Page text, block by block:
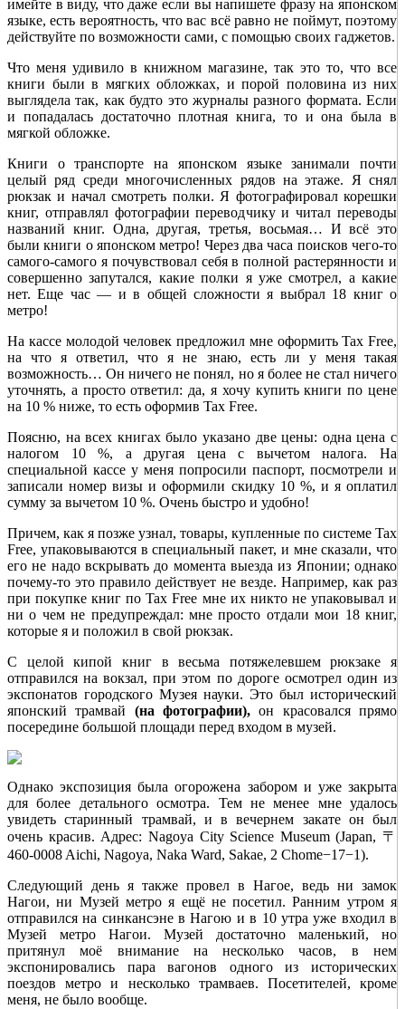
имейте в виду, что даже если вы напишете фразу на японском
языке, есть вероятность, что вас всё равно не поймут, поэтому
действуйте по возможности сами, с помощью своих гаджетов.
Что меня удивило в книжном магазине, так это то, что все
книги были в мягких обложках, и порой половина из них
выглядела так, как будто это журналы разного формата. Если
и попадалась достаточно плотная книга, то и она была в
мягкой обложке.
Книги о транспорте на японском языке занимали почти
целый ряд среди многочисленных рядов на этаже. Я снял
рюкзак и начал смотреть полки. Я фотографировал корешки
книг, отправлял фотографии переводчику и читал переводы
названий книг. Одна, другая, третья, восьмая… И всё это
были книги о японском метро! Через два часа поисков чего-то
самого-самого я почувствовал себя в полной растерянности и
совершенно запутался, какие полки я уже смотрел, а какие
нет. Еще час — и в общей сложности я выбрал 18 книг о
метро!
На кассе молодой человек предложил мне оформить Tax Free,
на что я ответил, что я не знаю, есть ли у меня такая
возможность… Он ничего не понял, но я более не стал ничего
уточнять, а просто ответил: да, я хочу купить книги по цене
на 10 % ниже, то есть оформив Tax Free.
Поясню, на всех книгах было указано две цены: одна цена с
налогом 10 %, а другая цена с вычетом налога. На
специальной кассе у меня попросили паспорт, посмотрели и
записали номер визы и оформили скидку 10 %, и я оплатил
сумму за вычетом 10 %. Очень быстро и удобно!
Причем, как я позже узнал, товары, купленные по системе Tax
Free, упаковываются в специальный пакет, и мне сказали, что
его не надо вскрывать до момента выезда из Японии; однако
почему-то это правило действует не везде. Например, как раз
при покупке книг по Tax Free мне их никто не упаковывал и
ни о чем не предупреждал: мне просто отдали мои 18 книг,
которые я и положил в свой рюкзак.
С целой кипой книг в весьма потяжелевшем рюкзаке я
отправился на вокзал, при этом по дороге осмотрел один из
экспонатов городского Музея науки. Это был исторический
японский трамвай (на фотографии), он красовался прямо
посередине большой площади перед входом в музей.
Однако экспозиция была огорожена забором и уже закрыта
для более детального осмотра. Тем не менее мне удалось
увидеть старинный трамвай, и в вечернем закате он был
очень красив. Адрес: Nagoya City Science Museum (Japan, 〒
460-0008 Aichi, Nagoya, Naka Ward, Sakae, 2 Chome−17−1).
Следующий день я также провел в Нагое, ведь ни замок
Нагои, ни Музей метро я ещё не посетил. Ранним утром я
отправился на синкансэне в Нагою и в 10 утра уже входил в
Музей метро Нагои. Музей достаточно маленький, но
притянул моё внимание на несколько часов, в нем
экспонировались пара вагонов одного из исторических
поездов метро и несколько трамваев. Посетителей, кроме
меня, не было вообще.